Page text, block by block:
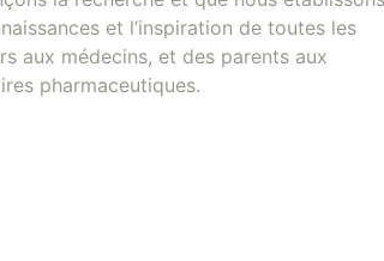
et l’inspiration de toutes les
aux médecins, et des parents aux
pharmaceutiques.